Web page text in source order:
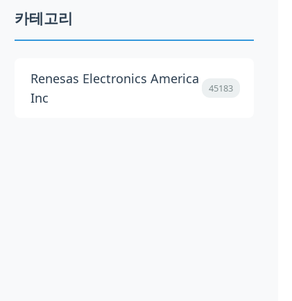
카테고리
Renesas Electronics America
Inc
45183